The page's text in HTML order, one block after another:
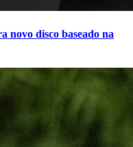
novo disco baseado na